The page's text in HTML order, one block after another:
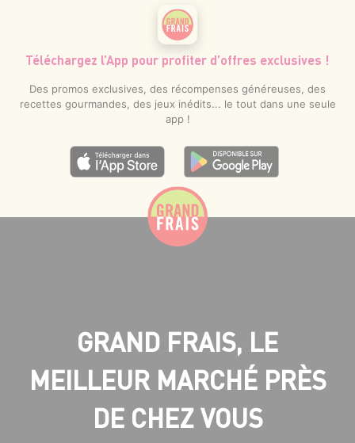
Téléchargez l’App pour profiter d’offres exclusives !
Des promos exclusives, des récompenses généreuses, des
recettes gourmandes, des jeux inédits... le tout dans une seule
app !
GRAND FRAIS, LE
MEILLEUR MARCHÉ PRÈS
DE CHEZ VOUS